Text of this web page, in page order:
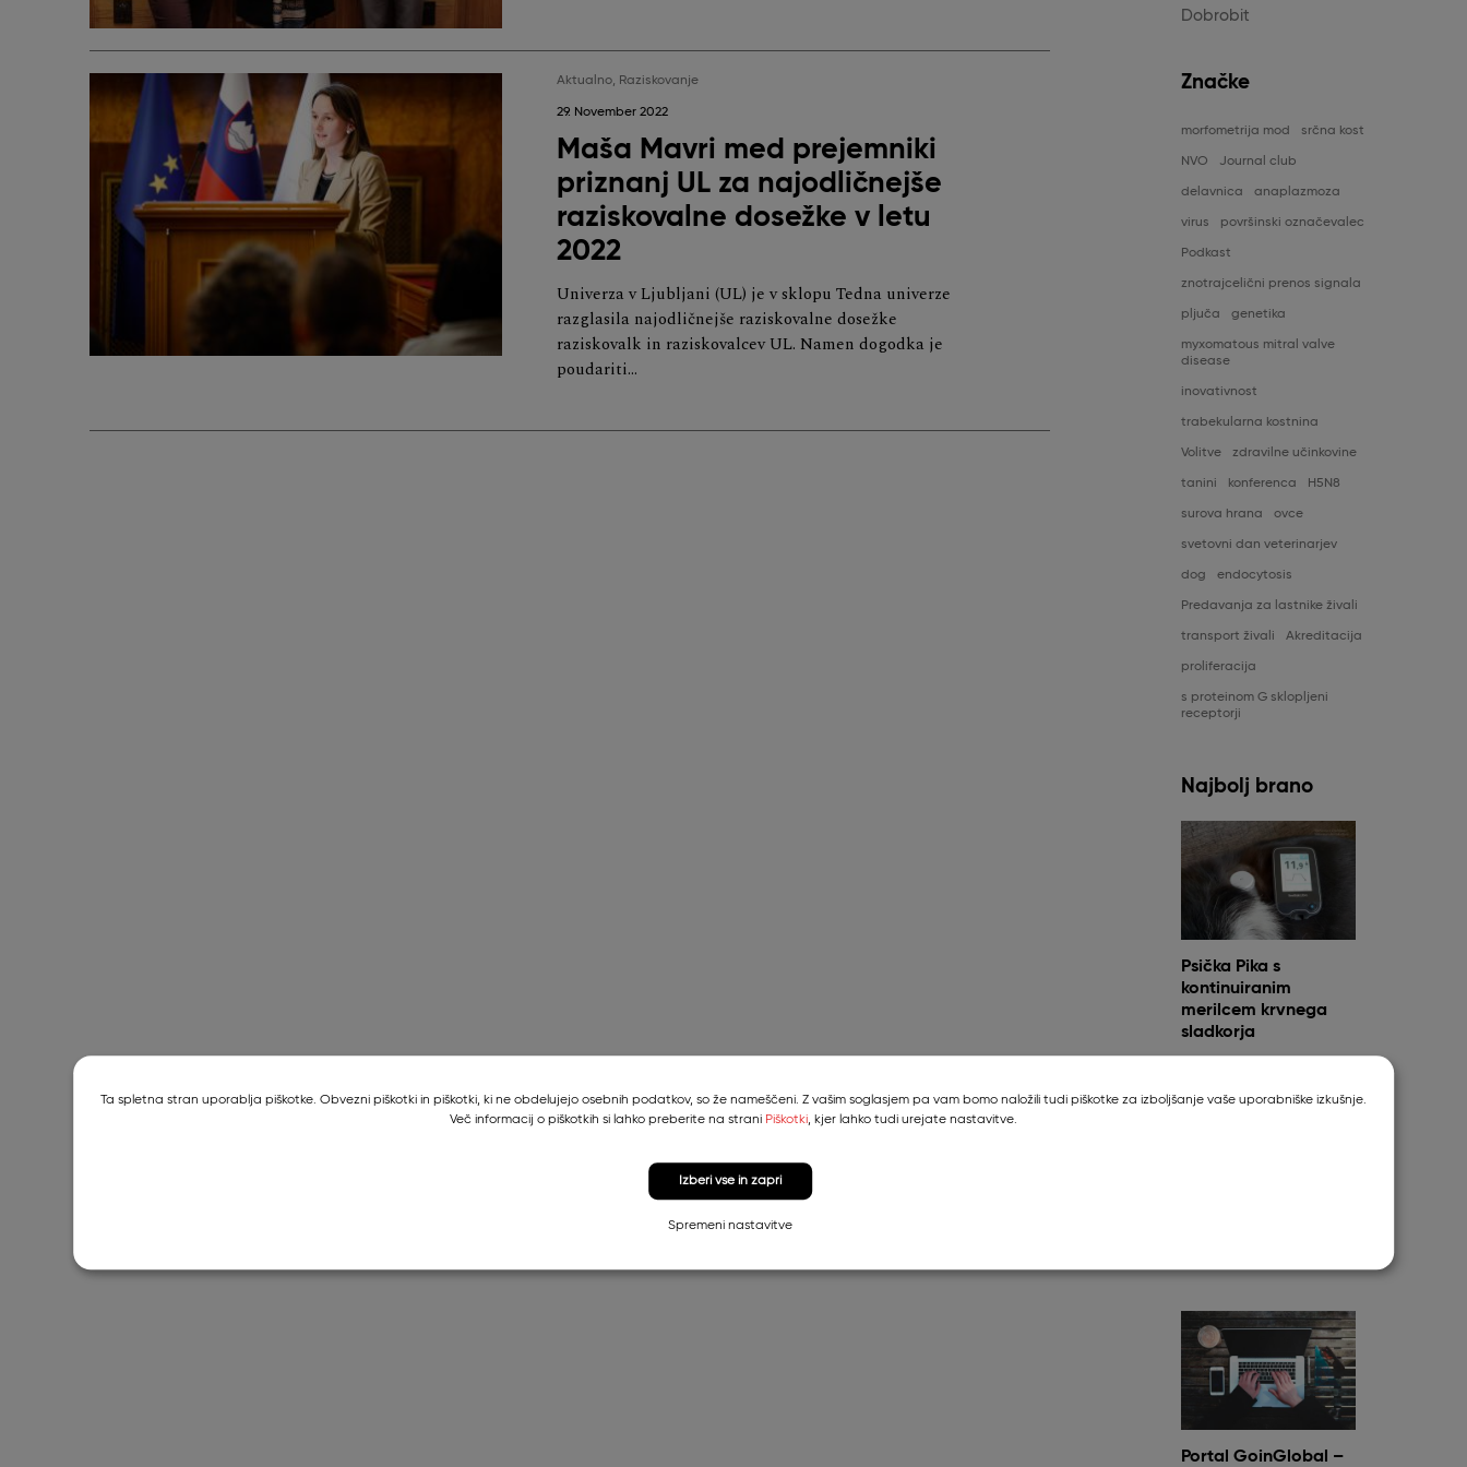
Aktualno, Raziskovanje
29. November 2022
Maša Mavri med prejemniki
priznanj UL za najodličnejše
raziskovalne dosežke v letu
2022
Univerza v Ljubljani (UL) je v sklopu Tedna univerze
razglasila najodličnejše raziskovalne dosežke
raziskovalk in raziskovalcev UL. Namen dogodka je
poudariti…
Dobrobit
Značke
morfometrija mod srčna kost
NVO Journal club
delavnica anaplazmoza
virus površinski označevalec
Podkast
znotrajcelični prenos signala
pljuča genetika
myxomatous mitral valve
disease
inovativnost
trabekularna kostnina
Volitve zdravilne učinkovine
tanini konferenca H5N8
surova hrana ovce
svetovni dan veterinarjev
dog endocytosis
Predavanja za lastnike živali
transport živali Akreditacija
proliferacija
s proteinom G sklopljeni
receptorji
Najbolj brano
Psička Pika s
kontinuiranim
merilcem krvnega
sladkorja
Portal GoinGlobal –
Ta spletna stran uporablja piškotke. Obvezni piškotki in piškotki, ki ne obdelujejo osebnih podatkov, so že nameščeni. Z vašim soglasjem pa vam bomo naložili tudi piškotke za izboljšanje vaše uporabniške izkušnje.
Več informacij o piškotkih si lahko preberite na strani Piškotki, kjer lahko tudi urejate nastavitve.
Spremeni nastavitve
Izberi vse in zapri